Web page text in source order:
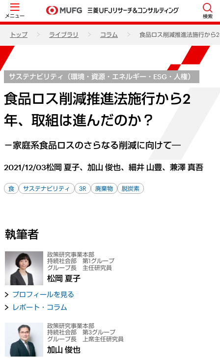
メニュー 検索
トップ ライブラリ コラム 食品ロス削減推進法施行から
サステナビリティ（環境・資源・エネルギー・ESG・人権）
食品ロス削減推進法施行から2
年、取組は進んだのか？
－家庭系食品ロスのさらなる削減に向けて―
2021/12/03松岡 夏子、加山 俊也、細井 山豊、兼澤 真吾
食 サステナビリティ 3R 廃棄物 脱炭素
執筆者
政策研究事業本部
持続社会部 第1グループ
グループ長 主任研究員
松岡 夏子
プロフィールを見る
レポート・コラム
政策研究事業本部
持続社会部 第3グループ
グループ長 上席主任研究員
加山 俊也